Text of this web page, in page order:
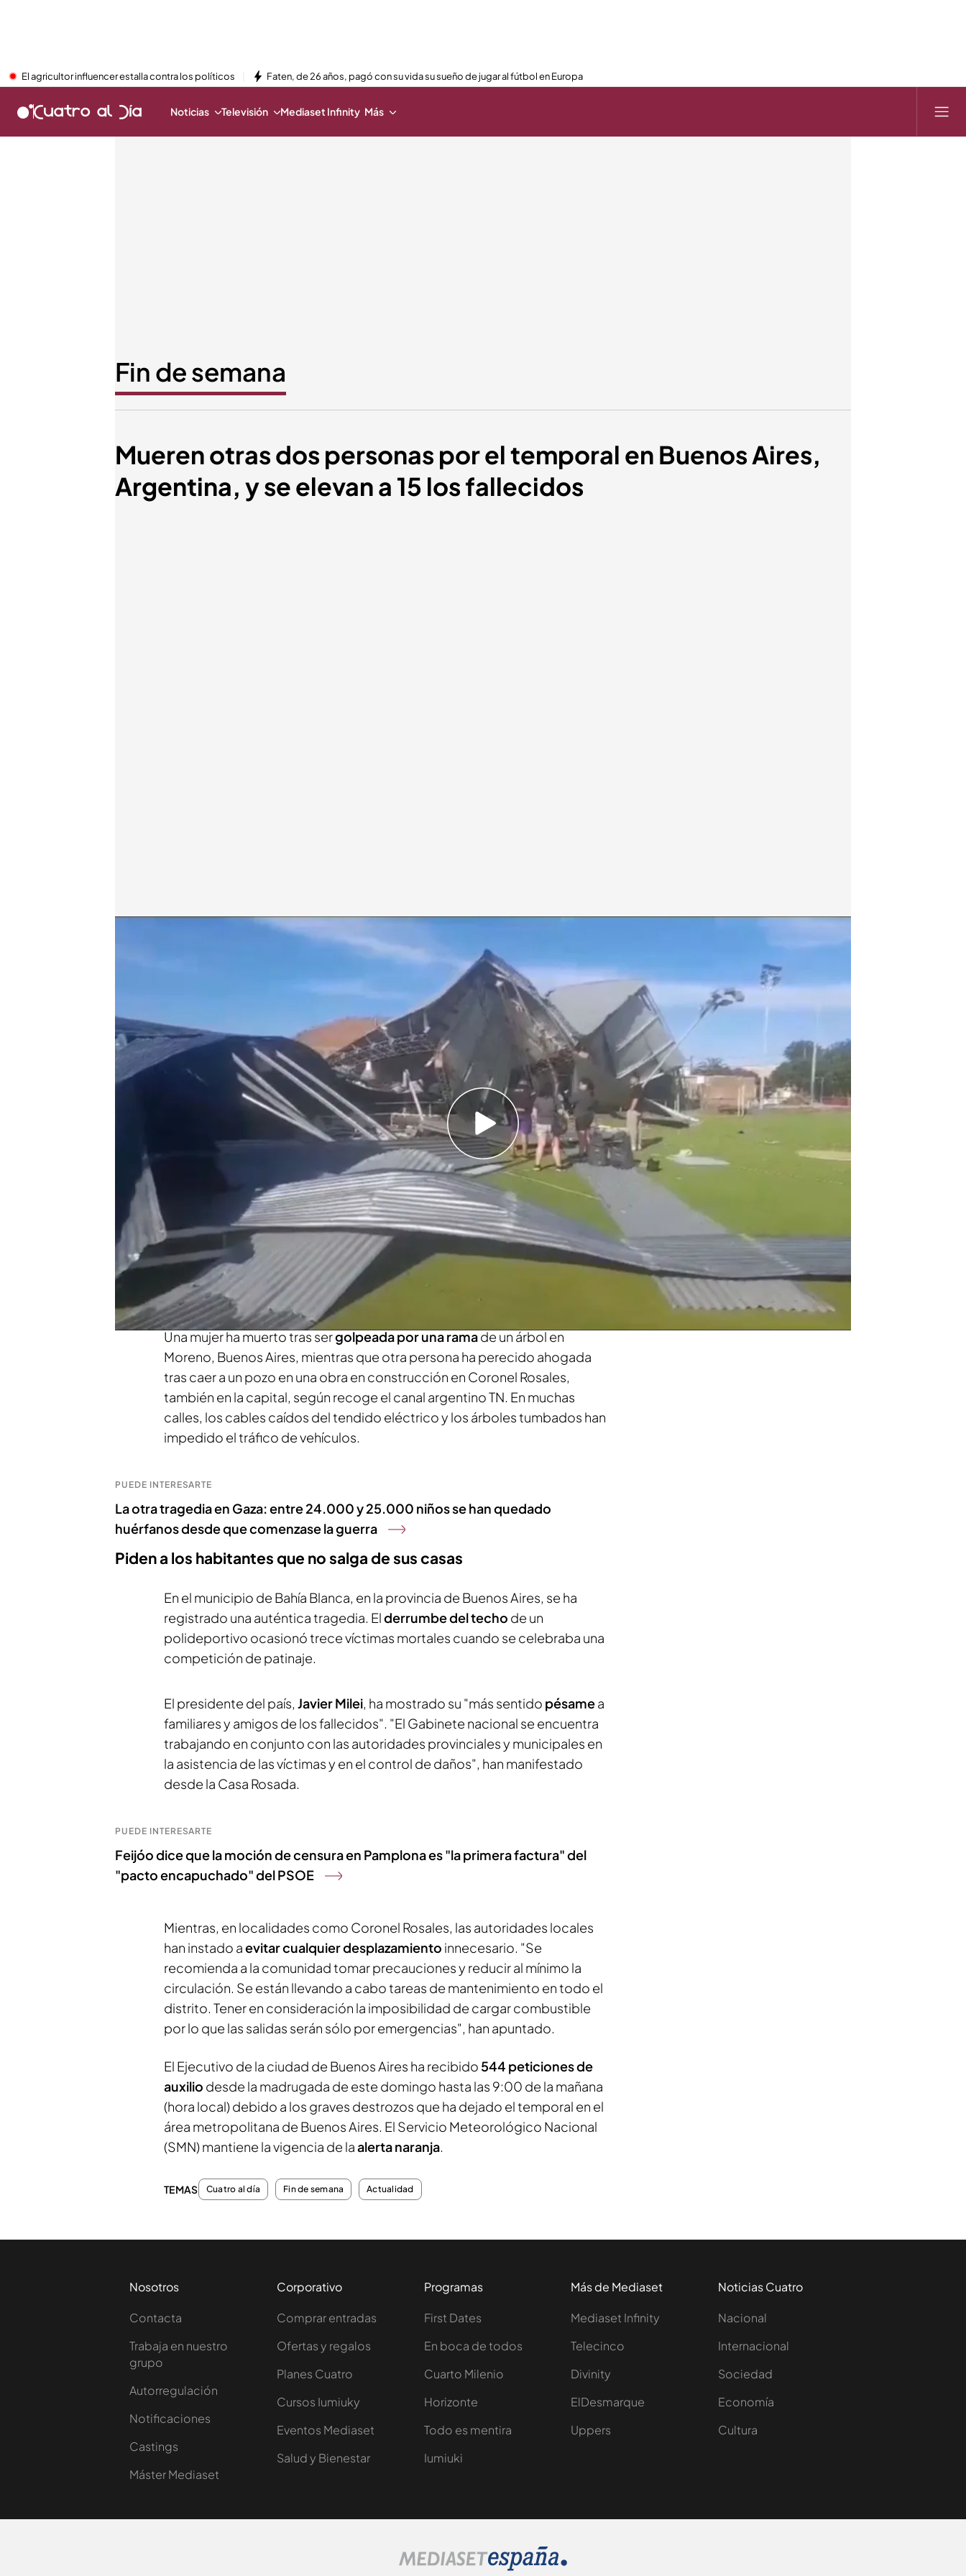
El agricultor influencer estalla contra los políticos Faten, de 26 años, pagó con su vida su sueño de jugar al fútbol en Europa
Noticias Televisión Mediaset Infinity Más
Fin de semana
Mueren otras dos personas por el temporal en Buenos Aires,
Argentina, y se elevan a 15 los fallecidos
La tormenta hizo que se desplomara el techo de un club deportivo en Bahía Blanca, Argentina
Un temporal con fuertes rachas de viento y precipitaciones deja al
menos 15 víctimas mortales en Argentina
Las autoridades han solicitado a los ciudadanos de la provincia de
Buenos Aires que permanezcan en sus hogares
El presidente del país, Javier Milei, ha expresado "su más sentido
pésame a familiares y amigos de los fallecidos"
Dos personas han perdido la vida debido al temporal
con fuertes rachas
de viento y precipitaciones que azota aArgentina
, con lo que se elevan ya
aquincelos fallecidospor las tormentas, según el último balance oficial.
Una mujer ha muerto tras sergolpeada por una ramade un árbol en
Moreno, Buenos Aires, mientras que otra persona ha perecido ahogada
tras caer a un pozo en una obra en construcción en Coronel Rosales,
también en la capital, según recoge el canal argentino TN. En muchas
calles, los cables caídos del tendido eléctrico y los árboles tumbados han
impedido el tráfico de vehículos.
PUEDE INTERESARTE
La otra tragedia en Gaza: entre 24.000 y 25.000 niños se han quedado
huérfanos desde que comenzase la guerra
Piden a los habitantes que no salga de sus casas
En el municipio de Bahía Blanca, en la provincia de Buenos Aires, se ha
registrado una auténtica tragedia. Elderrumbe del techo de un
polideportivo ocasionó trece víctimas mortales cuando se celebraba una
competición de patinaje.
El presidente del país, Javier Milei, ha mostrado su "más sentido pésamea
familiares y amigos de los fallecidos". "El Gabinete nacional se encuentra
trabajando en conjunto con las autoridades provinciales y municipales en
la asistencia de las víctimas y en el control de daños", han manifestado
desde la Casa Rosada.
PUEDE INTERESARTE
Feijóo dice que la moción de censura en Pamplona es "la primera factura" del
"pacto encapuchado" del PSOE
Mientras, en localidades como Coronel Rosales, las autoridades locales
han instado aevitar cualquier desplazamiento innecesario. "Se
recomienda a la comunidad tomar precauciones y reducir al mínimo la
circulación. Se están llevando a cabo tareas de mantenimiento en todo el
distrito. Tener en consideración la imposibilidad de cargar combustible
por lo que las salidas serán sólo por emergencias", han apuntado.
El Ejecutivo de la ciudad de Buenos Aires ha recibido 544 peticiones de
auxilio desde la madrugada de este domingo hasta las 9:00 de la mañana
(hora local) debido a los graves destrozos que ha dejado el temporal en el
área metropolitana de Buenos Aires. El Servicio Meteorológico Nacional
(SMN) mantiene la vigencia de laalerta naranja.
TEMAS Cuatro al día Fin de semana Actualidad
Nosotros
Contacta
Trabaja en nuestro
grupo
Autorregulación
Notificaciones
Castings
Máster Mediaset
Corporativo
Comprar entradas
Ofertas y regalos
Planes Cuatro
Cursos Iumiuky
Eventos Mediaset
Salud y Bienestar
Programas
First Dates
En boca de todos
Cuarto Milenio
Horizonte
Todo es mentira
Iumiuki
Más de Mediaset
Mediaset Infinity
Telecinco
Divinity
ElDesmarque
Uppers
Noticias Cuatro
Nacional
Internacional
Sociedad
Economía
Cultura